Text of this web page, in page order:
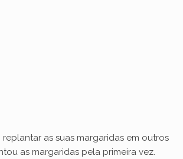
as suas margaridas em outros
as margaridas pela primeira vez.